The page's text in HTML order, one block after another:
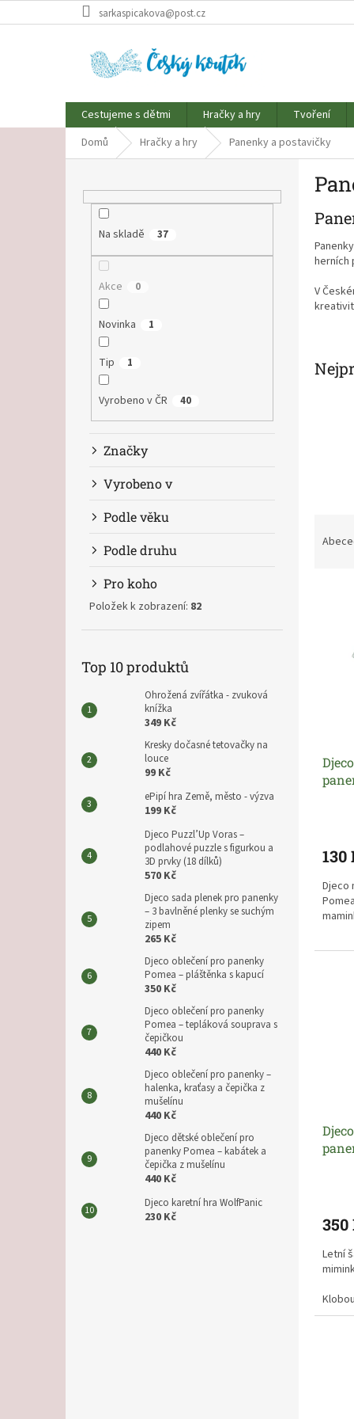
na
sarkaspicakova@post.cz
Cestujeme s dětmi Hračky a hry Tvoření
Domů
Hračky a hry Panenky a postavičky
Na skladě 37
Akce 0
Novinka 1
Tip 1
Vyrobeno v ČR 40
Značky
Vyrobeno v
Podle věku
Podle druhu
Pro koho
Položek k zobrazení: 82
Top 10 produktů
Ohrožená zvířátka - zvuková
knížka
349 Kč
Kresky dočasné tetovačky na
louce
99 Kč
ePipí hra Země, město - výzva
199 Kč
Djeco Puzzl’Up Voras –
podlahové puzzle s figurkou a
3D prvky (18 dílků)
570 Kč
Djeco sada plenek pro panenky
– 3 bavlněné plenky se suchým
zipem
265 Kč
Djeco oblečení pro panenky
Pomea – pláštěnka s kapucí
350 Kč
Djeco oblečení pro panenky
Pomea – tepláková souprava s
čepičkou
440 Kč
Djeco oblečení pro panenky –
halenka, kraťasy a čepička z
mušelínu
440 Kč
Djeco dětské oblečení pro
panenky Pomea – kabátek a
čepička z mušelínu
440 Kč
Djeco karetní hra WolfPanic
230 Kč
herních
V
k
130
Djeco
350
Letní